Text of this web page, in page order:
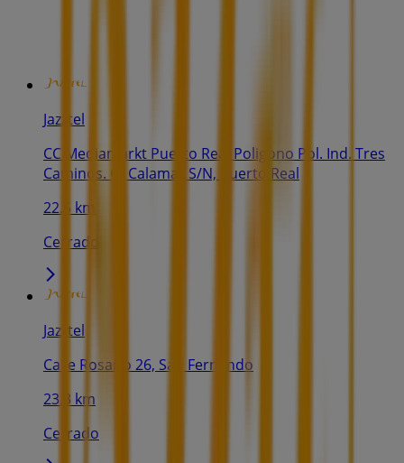
Jazztel
CC Mediamarkt Puerto Real Poligono Pol. Ind. Tres
Caminos. C/ Calamar S/N, Puerto Real
22.5 km
Cerrado
Jazztel
Calle Rosario 26, San Fernando
23.3 km
Cerrado